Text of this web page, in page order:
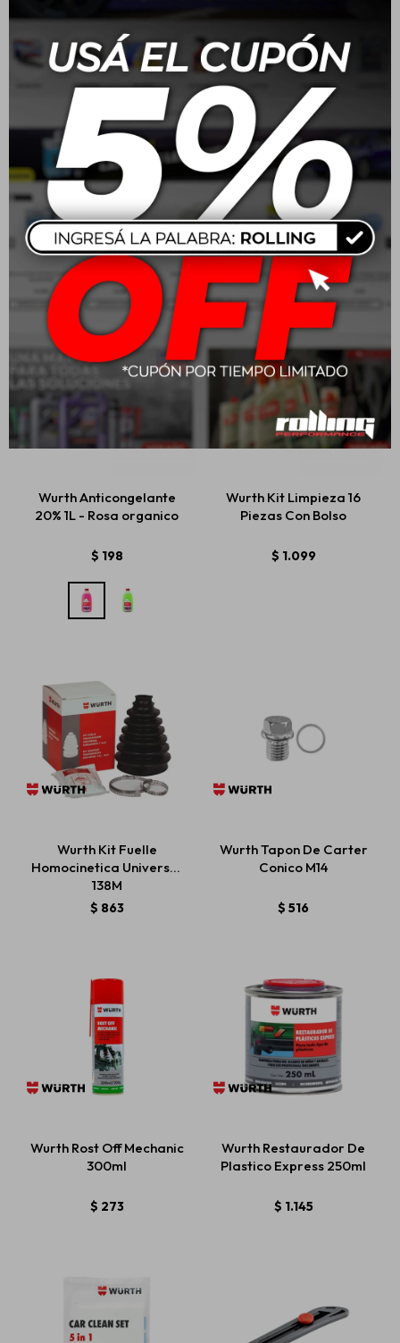
Wurth Limpiador A/C
HSW200 Plus Lavanda
$513
Wurth Anticorrosivo 5L
Rosa
$654
Wurth Anticongelante
20% 1L - Rosa organico
$ 198
Wurth Kit Limpieza 16
Piezas Con Bolso
$ 1.099
Wurth Kit Fuelle
Homocinetica Universal
138M
$ 863
Wurth Tapon De Carter
Conico M14
$ 516
Wurth Rost Off Mechanic
300ml
$ 273
Wurth Restaurador De
Plastico Express 250ml
$ 1.145